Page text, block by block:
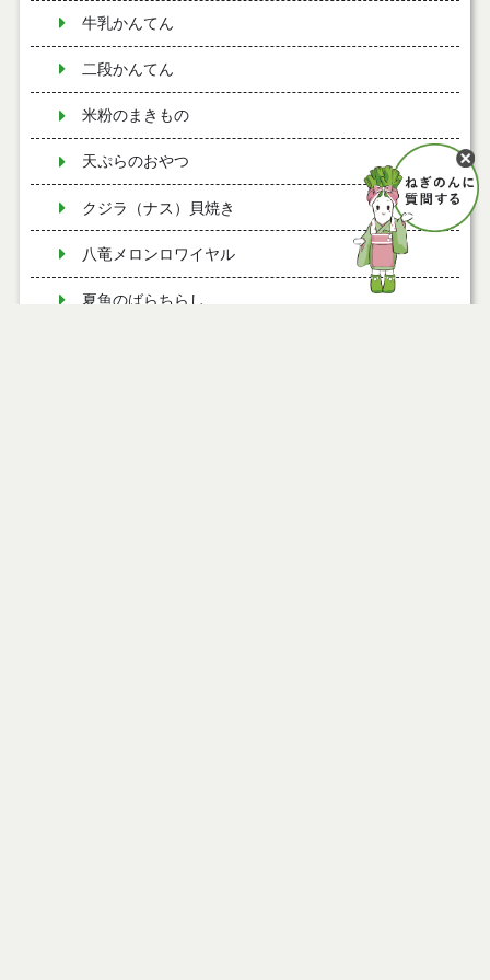
牛乳かんてん
二段かんてん
米粉のまきもの
天ぷらのおやつ
クジラ（ナス）貝焼き
八竜メロンロワイヤル
夏魚のばらちらし